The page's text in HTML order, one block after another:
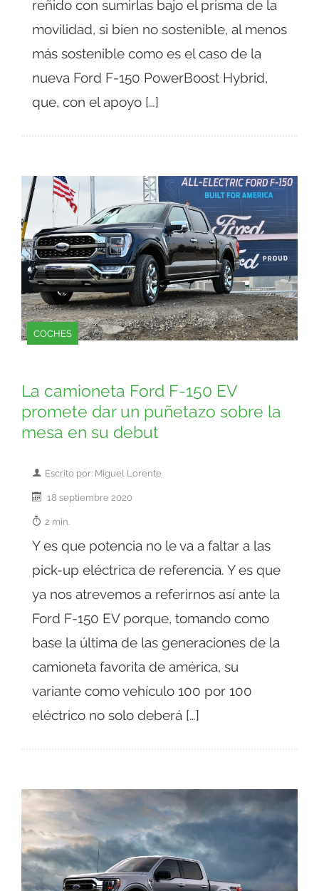
reñido con sumirlas bajo el prisma de la
movilidad, si bien no sostenible, al menos
más sostenible como es el caso de la
nueva Ford F-150 PowerBoost Hybrid,
que, con el apoyo […]
COCHES
La camioneta Ford F-150 EV
promete dar un puñetazo sobre la
mesa en su debut
Escrito por: Miguel Lorente
18 septiembre 2020
2 min.
Y es que potencia no le va a faltar a las
pick-up eléctrica de referencia. Y es que
ya nos atrevemos a referirnos así ante la
Ford F-150 EV porque, tomando como
base la última de las generaciones de la
camioneta favorita de américa, su
variante como vehículo 100 por 100
eléctrico no solo deberá […]